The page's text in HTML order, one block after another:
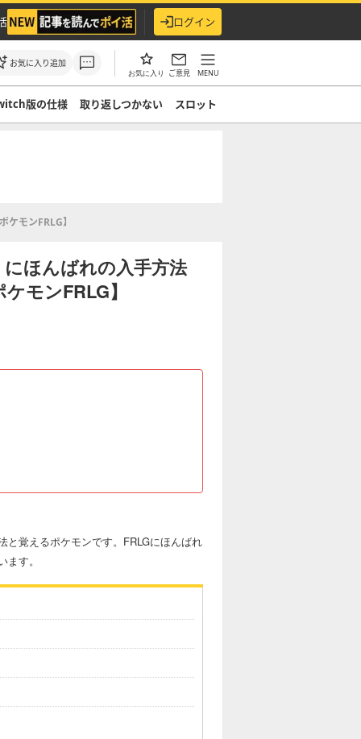
ログイン
お気に入り追加
お気に入り ご意見 MENU
版の仕様 取り返しつかない スロット
モンFRLG】
ほんばれの入手方法
モンFRLG】
と覚えるポケモンです。FRLGにほんばれ
す。